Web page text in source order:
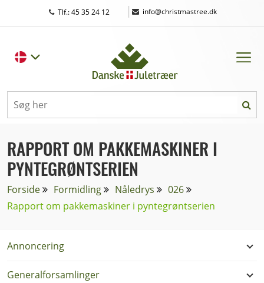
Tlf.: 45 35 24 12 | info@christmastree.dk
RAPPORT OM PAKKEMASKINER I
PYNTEGRØNTSERIEN
Forside Formidling Nåledrys
026
Rapport om pakkemaskiner i pyntegrøntserien
Annoncering
Generalforsamlinger